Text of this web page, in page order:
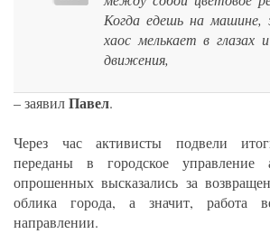
Когда едешь на
хаос мелькает в глазах
движения,
– заявилПавел.
Через час активисты подвели
переданы в городское управление
опрошенных высказались за
облика города, а значит, работа
направлении.